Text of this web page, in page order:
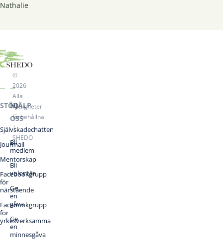
Nathalie
STÖD
Självskadechatten
Jourmail
Mentorskap
Facebookgrupp
för
närstående
Facebookgrupp
för
yrkesverksamma
HJÄLP
OSS
Bli
medlem
Bli
volontär
Ge
en
gåva
Ge
en
minnesgåva
©
2026
Alla
rättigheter
förbehållna
|
SHEDO